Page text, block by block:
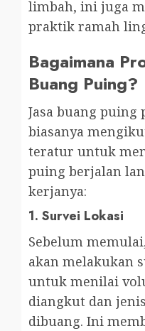
limbah, ini juga
praktik ramah
Bagaimana
Buang Puing?
Jasa buang puing
biasanya
teratur untuk
puing berjalan
kerjanya:
1. Survei Lokasi
Sebelum
akan melakukan
untuk menilai
diangkut dan
dibuang. Ini